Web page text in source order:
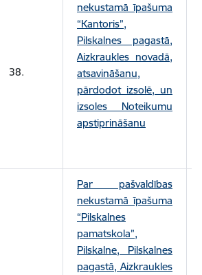
38.
nekustamā īpašuma
“Kantoris”,
Pilskalnes pagastā,
Aizkraukles novadā,
atsavināšanu,
pārdodot izsolē, un
izsoles Noteikumu
apstiprināšanu
Par pašvaldības
nekustamā īpašuma
“Pilskalnes
pamatskola”,
Pilskalne, Pilskalnes
pagastā, Aizkraukles